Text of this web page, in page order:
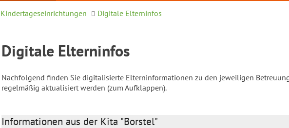
Kindertageseinrichtungen Digitale Elterninfos
Digitale Elterninfos
Nachfolgend finden Sie digitalisierte Elterninformationen zu den jeweiligen
regelmäßig aktualisiert werden (zum Aufklappen).
Informationen aus der Kita "Borstel"